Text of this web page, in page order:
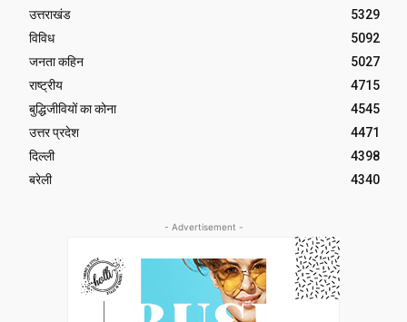
उत्तराखंड
5329
विविध
5092
जनता कहिन
5027
राष्ट्रीय
4715
बुद्धिजीवियों का कोना
4545
उत्तर प्रदेश
4471
दिल्ली
4398
बरेली
4340
- Advertisement -